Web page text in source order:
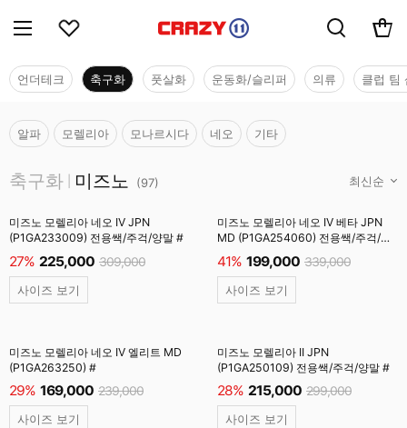
언더테크 축구화 풋살화 운동화/슬리퍼 의류 클럽 팀
알파 모렐리아 모나르시다 네오 기타
축구화 미즈노 (97)
미즈노 모렐리아 네오 IV JPN
(P1GA233009) 전용쌕/주걱/양말 #
27% 225,000 309,000
사이즈 보기
미즈노 모렐리아 네오 IV 베타 JPN
MD (P1GA254060) 전용쌕/주걱/
양말 #
41% 199,000 339,000
사이즈 보기
미즈노 모렐리아 네오 IV 엘리트 MD
(P1GA263250) #
29% 169,000 239,000
사이즈 보기
미즈노 모렐리아 II JPN
(P1GA250109) 전용쌕/주걱/양말 #
28% 215,000 299,000
사이즈 보기